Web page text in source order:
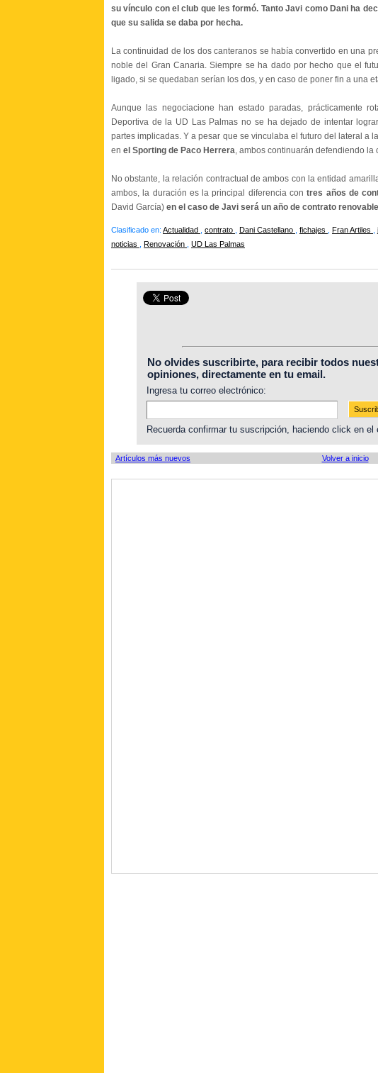
su vínculo con el club que les formó. Tanto Javi como Dani ha
que su salida se daba por hecha.
La continuidad de los dos canteranos se había convertido en una
noble del Gran Canaria. Siempre se ha dado por hecho que el
ligado, si se quedaban serían los dos, y en caso de poner fin a una
Aunque las negociacione han estado paradas, prácticamente
Deportiva de la UD Las Palmas no se ha dejado de intentar
partes implicadas. Y a pesar que se vinculaba el futuro del lateral a
en el Sporting de Paco Herrera, ambos continuarán defendiendo la
No obstante, la relación contractual de ambos con la entidad
ambos, la duración es la principal diferencia contres años de
David García) en el caso de Javi será un año de contrato
Clasificado en: Actualidad contrato Dani Castellano fichajes Fran Artiles
noticias
Renovación UD Las Palmas
No olvides suscribirte, para recibir todos
opiniones, directamente en tu email.
Ingresa tu correo electrónico:
Recuerda confirmar tu suscripción, haciendo click en el
Artículos más nuevos Volver a inicio